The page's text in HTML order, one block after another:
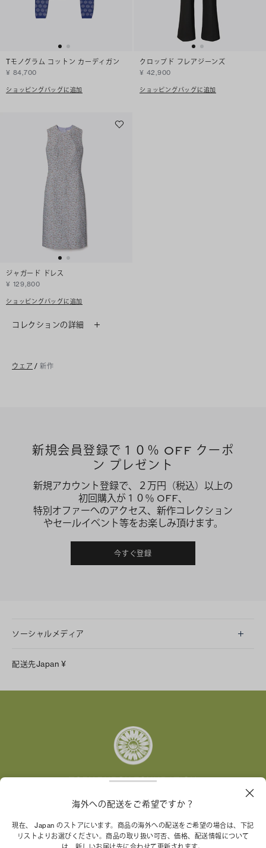
Tモノグラム コットン カーディガン
¥ 84,700
ショッピングバッグに追加
クロップド フレアジーンズ
¥ 42,900
ショッピングバッグに追加
ジャガード ドレス
¥ 129,800
ショッピングバッグに追加
コレクションの詳細
ウェア / 新作
新規会員登録で１０％ OFF クーポ
ン プレゼント
新規アカウント登録で、２万円（税込）以上の
初回購入が１０％ OFF、
特別オファーへのアクセス、新作コレクション
やセールイベント等をお楽しみ頂けます。
今すぐ登録
ソーシャルメディア
Facebook
LinkedIn
配送先Japan ¥
トリー バーチ財団は、女性起業家が持続可能な企業を築
海外への配送をご希望ですか？
現在、 Japan のストアにいます。商品の海外への配送をご希望の場合は、下記
リストよりお選びください。商品の取り扱い可否、価格、配送情報について